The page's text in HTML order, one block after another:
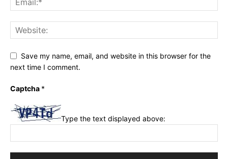
Save my name, email, and website in this browser for the
next time I comment.
Captcha *
Type the text displayed above: